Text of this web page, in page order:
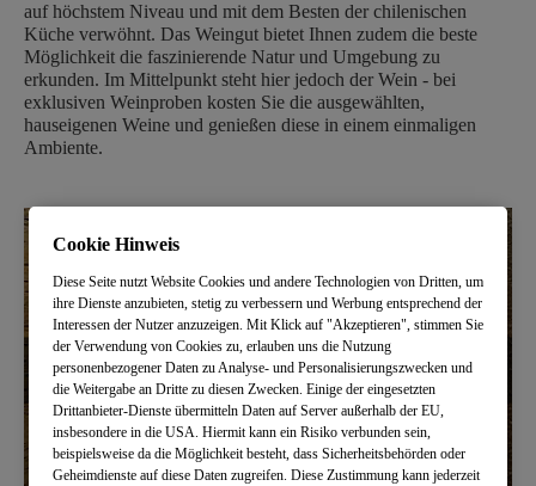
auf höchstem Niveau und mit dem Besten der chilenischen
Küche verwöhnt. Das Weingut bietet Ihnen zudem die beste
Möglichkeit die faszinierende Natur und Umgebung zu
erkunden. Im Mittelpunkt steht hier jedoch der Wein - bei
exklusiven Weinproben kosten Sie die ausgewählten,
hauseigenen Weine und genießen diese in einem einmaligen
Ambiente.
Cookie Hinweis
Diese Seite nutzt Website Cookies und andere Technologien von Dritten, um
ihre Dienste anzubieten, stetig zu verbessern und Werbung entsprechend der
Interessen der Nutzer anzuzeigen. Mit Klick auf "Akzeptieren", stimmen Sie
der Verwendung von Cookies zu, erlauben uns die Nutzung
personenbezogener Daten zu Analyse- und Personalisierungszwecken und
die Weitergabe an Dritte zu diesen Zwecken. Einige der eingesetzten
Drittanbieter-Dienste übermitteln Daten auf Server außerhalb der EU,
insbesondere in die USA. Hiermit kann ein Risiko verbunden sein,
beispielsweise da die Möglichkeit besteht, dass Sicherheitsbehörden oder
Geheimdienste auf diese Daten zugreifen. Diese Zustimmung kann jederzeit